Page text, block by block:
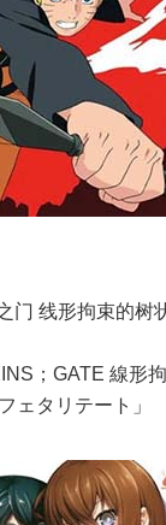
门 线形拘束的树
；GATE 線形
ェタリテート」